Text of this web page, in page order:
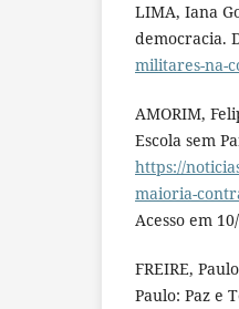
LIMA, Iana
democracia.
militares-na-
AMORIM,
Escola sem
https://
maioria-
Acesso em
FREIRE,
Paulo: Paz e